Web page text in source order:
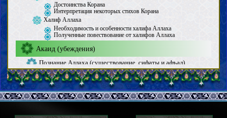
Достоинства Корана
Интерпретация некоторых стихов Корана
Халиф Аллаха
Необходимость и особенности халифа Аллаха
Полученные повествование от халифов Аллаха
Акаид (убеждения)
Познание Аллаха (существование, сифаты и афъал)
Познание халифов Аллаха
Пророки
Последний Пророк